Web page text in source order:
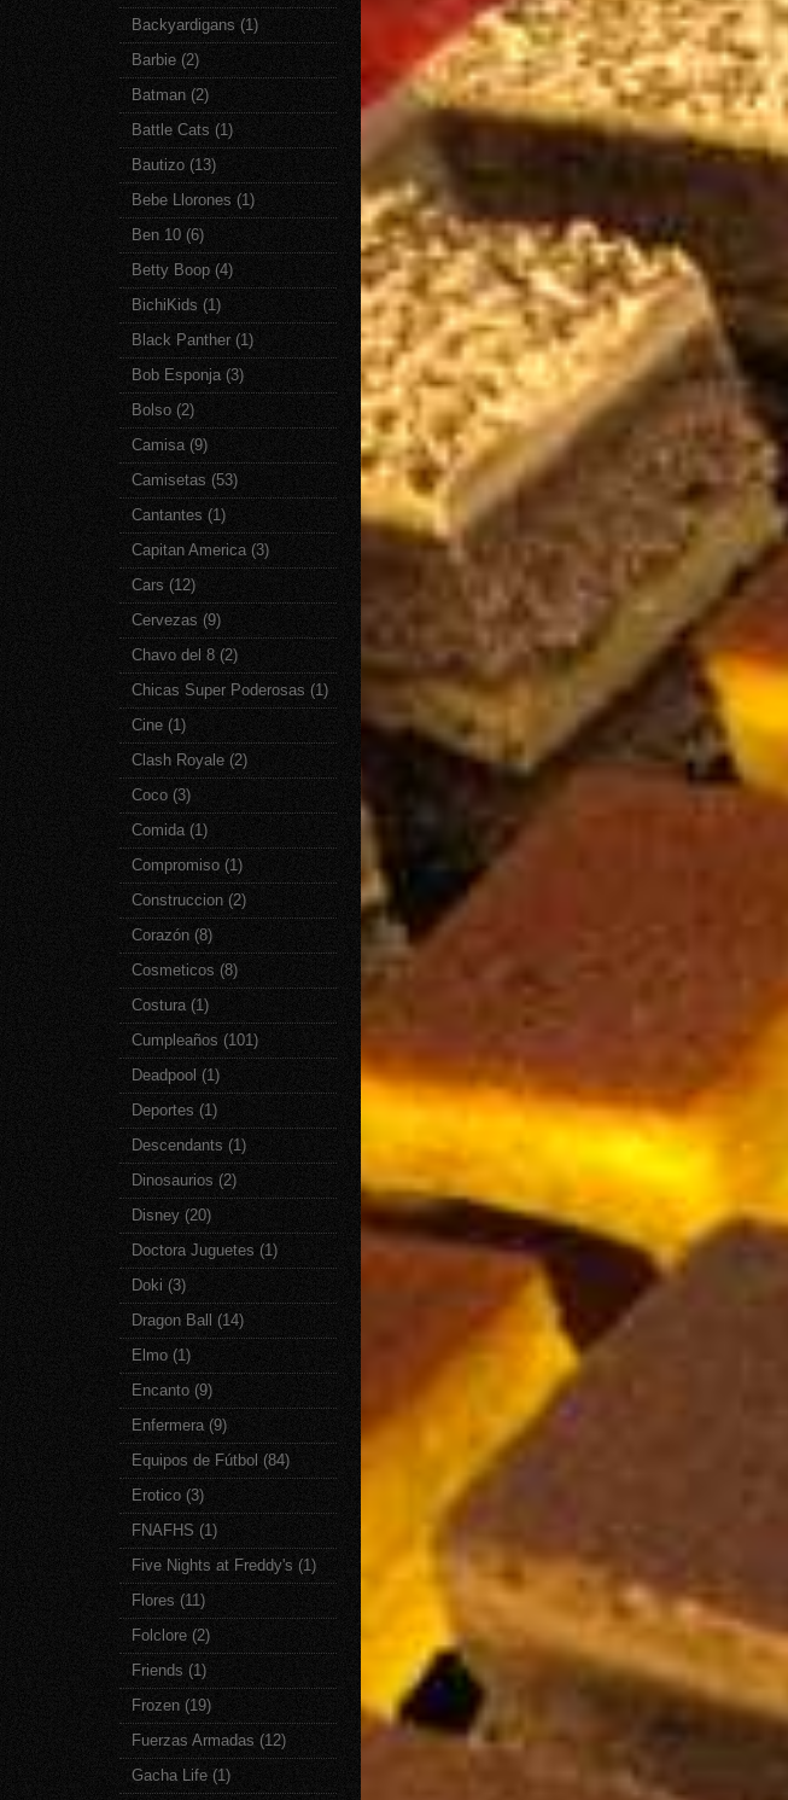
Backyardigans (1)
Barbie (2)
Batman (2)
Battle Cats (1)
Bautizo (13)
Bebe Llorones (1)
Ben 10 (6)
Betty Boop (4)
BichiKids (1)
Black Panther (1)
Bob Esponja (3)
Bolso (2)
Camisa (9)
Camisetas (53)
Cantantes (1)
Capitan America (3)
Cars (12)
Cervezas (9)
Chavo del 8 (2)
Chicas Super Poderosas (1)
Cine (1)
Clash Royale (2)
Coco (3)
Comida (1)
Compromiso (1)
Construccion (2)
Corazón (8)
Cosmeticos (8)
Costura (1)
Cumpleaños (101)
Deadpool (1)
Deportes (1)
Descendants (1)
Dinosaurios (2)
Disney (20)
Doctora Juguetes (1)
Doki (3)
Dragon Ball
(14)
Elmo (1)
Encanto (9)
Enfermera (9)
Equipos de Fútbol (84)
Erotico (3)
FNAFHS (1)
Five Nights at Freddy's (1)
Flores (11)
Folclore (2)
Friends (1)
Frozen (19)
Fuerzas Armadas (12)
Gacha Life (1)